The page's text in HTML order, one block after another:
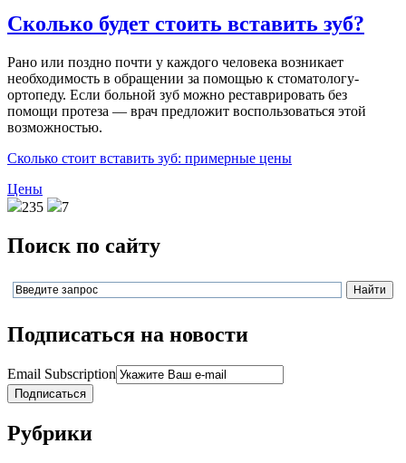
Сколько будет стоить вставить зуб?
Рано или поздно почти у каждого человека возникает
необходимость в обращении за помощью к стоматологу-
ортопеду. Если больной зуб можно реставрировать без
помощи протеза — врач предложит воспользоваться этой
возможностью.
Сколько стоит вставить зуб: примерные цены
Цены
235
7
Поиск по сайту
Подписаться на новости
Email Subscription
Подписаться
Рубрики